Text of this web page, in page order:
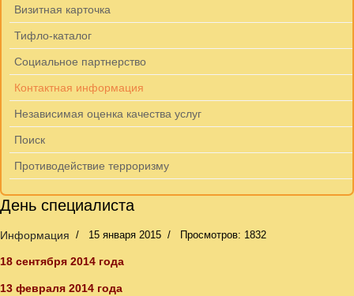
Визитная карточка
Тифло-каталог
Социальное партнерство
Контактная информация
Независимая оценка качества услуг
Поиск
Противодействие терроризму
День специалиста
Информация 15 января 2015 Просмотров: 1832
18 сентября 2014 года
13 февраля 2014 года